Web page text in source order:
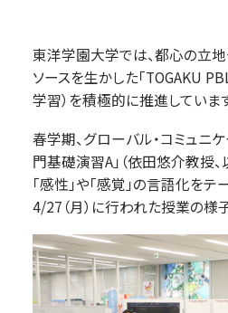
東洋学園大学では、都心の立
ソースを生かした「TOGAKU
学習）を積極的に推進していま
春学期、グローバル・コミュニ
門基礎演習A」（依田悠介教授、
「感性」や「感覚」の言語化を
4/27（月）に行われた授業の様